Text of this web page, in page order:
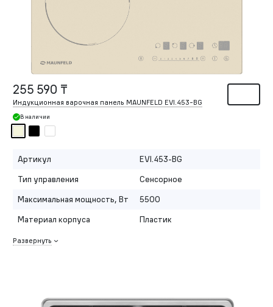
255 590 ₸
Индукционная варочная панель MAUNFELD EVI.453-BG
В наличии
Артикул
EVI.453-BG
Тип управления
Сенсорное
Максимальная мощность, Вт
5500
Материал корпуса
Пластик
Развернуть